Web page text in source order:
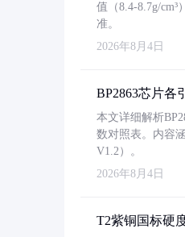
值（8.4-8.7g/
准。
2026年8月4日
BP2863芯片各
本文详细解析
数对照表。内容
V1.2）。
2026年8月4日
T2紫铜国标硬